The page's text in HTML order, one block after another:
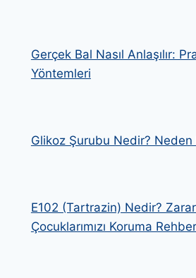
Gerçek Bal Nasıl Anlaşılır:
Yöntemleri
Glikoz Şurubu Nedir? Neden
E102 (Tartrazin) Nedir?
Çocuklarımızı Koruma